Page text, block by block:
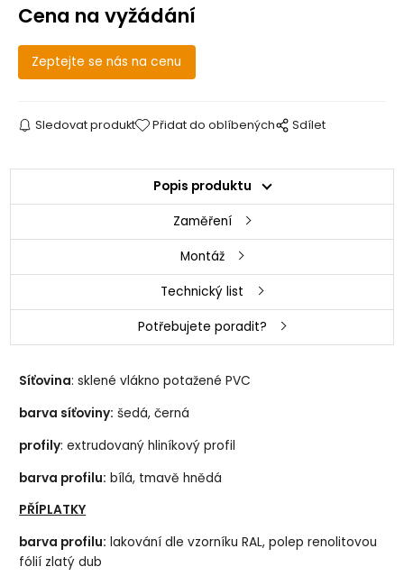
Cena na vyžádání
Zeptejte se nás na cenu
Sledovat produkt Přidat do oblíbených Sdílet
Popis produktu
Zaměření
Montáž
Technický list
Potřebujete poradit?
Síťovina: sklené vlákno potažené PVC
barva síťoviny: šedá, černá
profily: extrudovaný hliníkový profil
barva profilu: bílá, tmavě hnědá
PŘÍPLATKY
barva profilu: lakování dle vzorníku RAL, polep renolitovou
fólií zlatý dub